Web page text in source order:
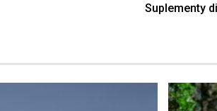
Suplementy